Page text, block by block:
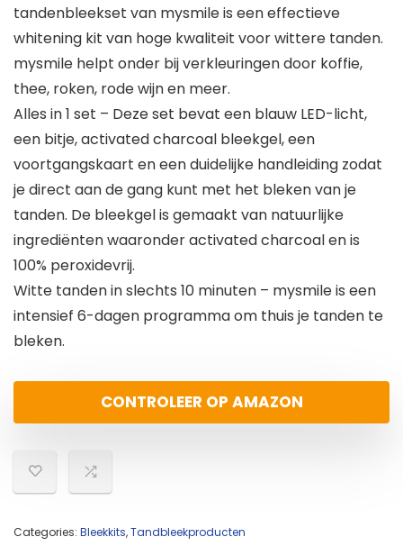
tandenbleekset van mysmile is een effectieve
whitening kit van hoge kwaliteit voor wittere tanden.
mysmile helpt onder bij verkleuringen door koffie,
thee, roken, rode wijn en meer.
Alles in 1 set – Deze set bevat een blauw LED-licht,
een bitje, activated charcoal bleekgel, een
voortgangskaart en een duidelijke handleiding zodat
je direct aan de gang kunt met het bleken van je
tanden. De bleekgel is gemaakt van natuurlijke
ingrediënten waaronder activated charcoal en is
100% peroxidevrij.
Witte tanden in slechts 10 minuten – mysmile is een
intensief 6-dagen programma om thuis je tanden te
bleken.
CONTROLEER OP AMAZON
Categories: Bleekkits,Tandbleekproducten